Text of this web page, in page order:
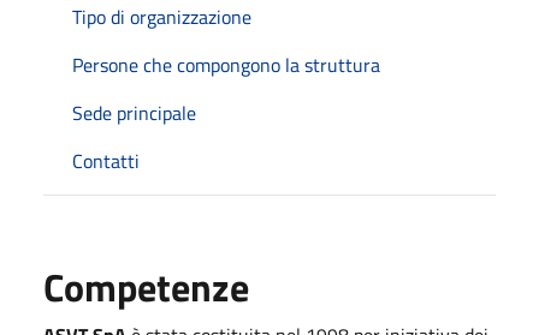
Tipo di organizzazione
Persone che compongono la struttura
Sede principale
Contatti
Competenze